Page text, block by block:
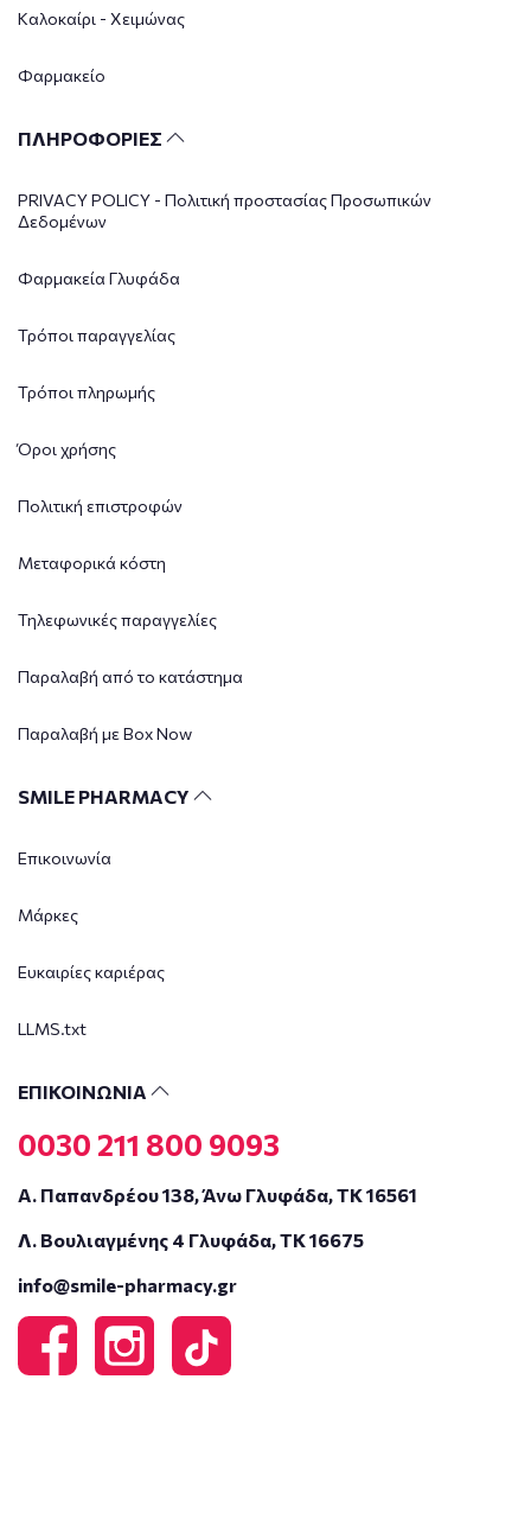
Καλοκαίρι - Χειμώνας
Φαρμακείο
ΠΛΗΡΟΦΟΡΙΕΣ
PRIVACY POLICY - Πολιτική προστασίας Προσωπικών
Δεδομένων
Φαρμακεία Γλυφάδα
Τρόποι παραγγελίας
Τρόποι πληρωμής
Όροι χρήσης
Πολιτική επιστροφών
Μεταφορικά κόστη
Τηλεφωνικές παραγγελίες
Παραλαβή από το κατάστημα
Παραλαβή με Box Now
SMILE PHARMACY
Επικοινωνία
Μάρκες
Ευκαιρίες καριέρας
LLMS.txt
ΕΠΙΚΟΙΝΩΝΙΑ
0030 211 800 9093
Α. Παπανδρέου 138, Άνω Γλυφάδα, ΤΚ 16561
Λ. Βουλιαγμένης 4 Γλυφάδα, ΤΚ 16675
info@smile-pharmacy.gr